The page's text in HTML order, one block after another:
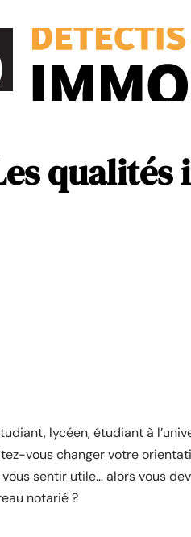
qualités
lycéen, étudiant à
vous changer votre
vous sentir utile… alors vous
notarié ?